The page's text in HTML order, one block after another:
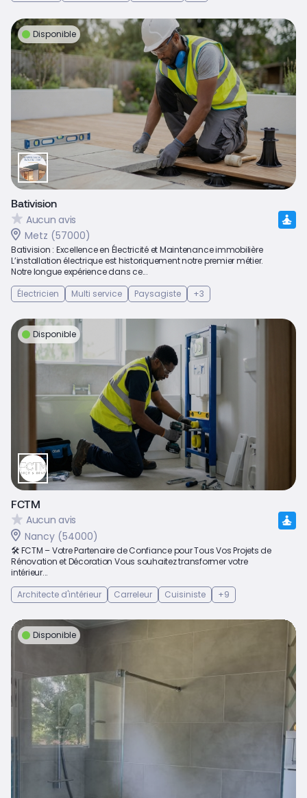
Disponible
Bativision
Aucun avis
Metz (57000)
Bativision : Excellence en Électricité et Maintenance immobilière
L’installation électrique est historiquement notre premier métier.
Notre longue expérience dans ce...
Électricien
Multi service Paysagiste +3
Disponible
FCTM
Aucun avis
Nancy (54000)
🛠️ FCTM – Votre Partenaire de Confiance pour Tous Vos Projets de
Rénovation et Décoration Vous souhaitez transformer votre
intérieur...
Architecte d'intérieur
Carreleur Cuisiniste +9
Disponible